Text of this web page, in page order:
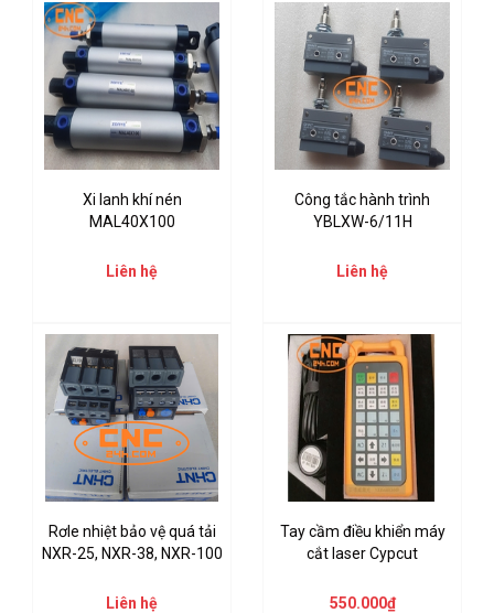
Xi lanh khí nén
MAL40X100
Liên hệ
Công tắc hành trình
YBLXW-6/11H
Liên hệ
Rơle nhiệt bảo vệ quá tải
NXR-25, NXR-38, NXR-100
Liên hệ
Tay cầm điều khiển máy
cắt laser Cypcut
550.000₫